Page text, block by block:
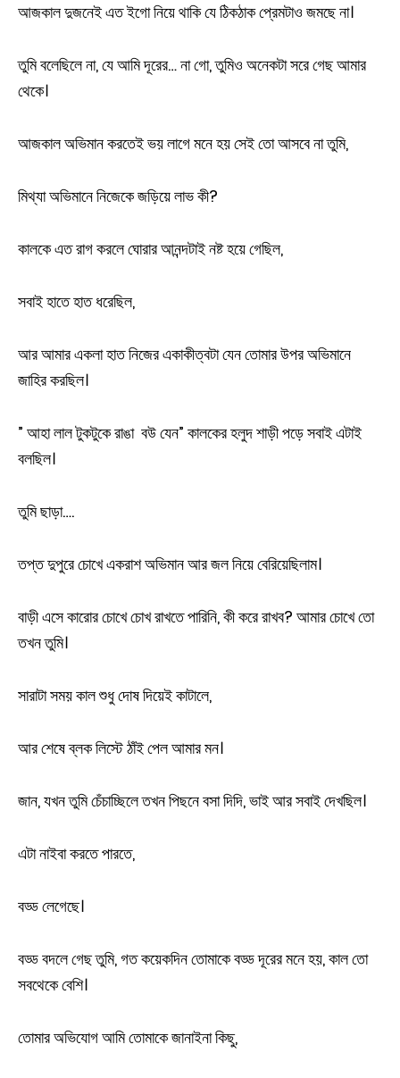
আজকাল দুজনেই এত ইগো নিয়ে থাকি যে ঠিকঠাক প্রেমটাও জমছে না।
তুমি বলেছিলে না, যে আমি দূরের… না গো, তুমিও অনেকটা সরে গেছ আমার
থেকে।
আজকাল অভিমান করতেই ভয় লাগে মনে হয় সেই তো আসবে না তুমি,
মিথ্যা অভিমানে নিজেকে জড়িয়ে লাভ কী?
কালকে এত রাগ করলে ঘোরার আনন্দটাই নষ্ট হয়ে গেছিল,
সবাই হাতে হাত ধরেছিল,
আর আমার একলা হাত নিজের একাকীত্বটা যেন তোমার উপর অভিমানে
জাহির করছিল।
” আহা লাল টুকটুকে রাঙা বউ যেন” কালকের হলুদ শাড়ী পড়ে সবাই এটাই
বলছিল।
তুমি ছাড়া….
তপ্ত দুপুরে চোখে একরাশ অভিমান আর জল নিয়ে বেরিয়েছিলাম।
বাড়ী এসে কারোর চোখে চোখ রাখতে পারিনি, কী করে রাখব? আমার চোখে তো
তখন তুমি।
সারাটা সময় কাল শুধু দোষ দিয়েই কাটালে,
আর শেষে ব্লক লিস্টে ঠাঁই পেল আমার মন।
জান, যখন তুমি চেঁচাচ্ছিলে তখন পিছনে বসা দিদি, ভাই আর সবাই দেখছিল।
এটা নাইবা করতে পারতে,
বড্ড লেগেছে।
বড্ড বদলে গেছ তুমি, গত কয়েকদিন তোমাকে বড্ড দূরের মনে হয়, কাল তো
সবথেকে বেশি।
তোমার অভিযোগ আমি তোমাকে জানাইনা কিছু,